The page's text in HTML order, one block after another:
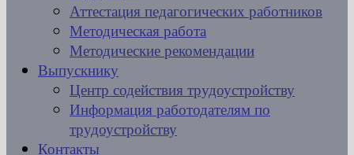
Аттестация педагогических работников
Методическая работа
Методические рекомендации
Выпускнику
Центр содействия трудоустройству
Информация работодателям по
трудоустройству
Контакты